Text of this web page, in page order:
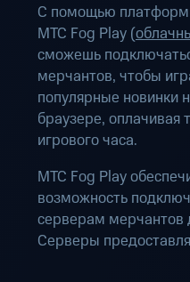
С помощью
МТС Fog Play (
сможешь
мерчантов, чтобы
популярные новинки
браузере, оплачивая
игрового часа.
МТС Fog Play
возможность
серверам мерчантов
Серверы